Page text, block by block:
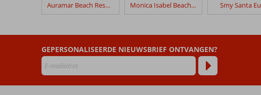
Quintinha
Beoordelingen
die
ouder
zijn
dan
Auramar Beach Resort Monica Isabel Beach Club Smy Santa
GEPERSONALISEERDE NIEUWSBRIEF ONTVANGEN?